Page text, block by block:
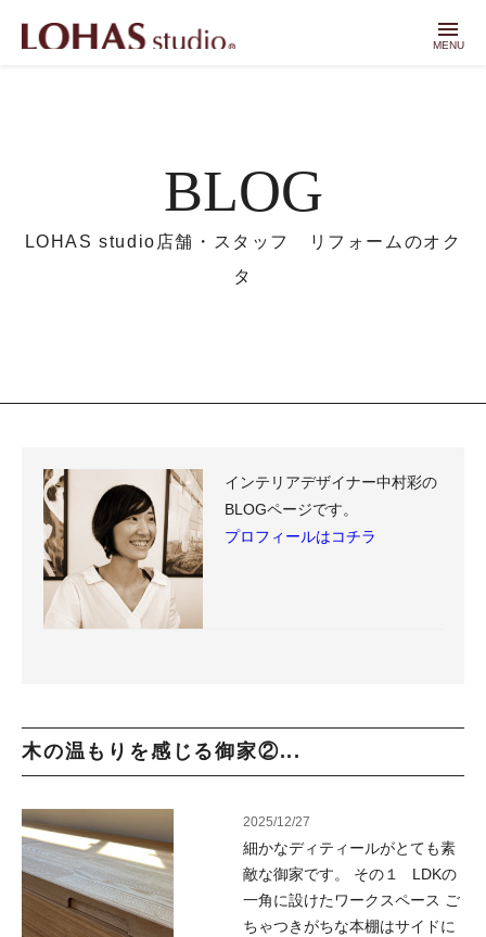
menu
MENU
BLOG
LOHAS studio店舗・スタッフ リフォームのオク
タ
インテリアデザイナー中村彩の
BLOGページです。
プロフィールはコチラ
木の温もりを感じる御家②...
2025/12/27
細かなディティールがとても素
敵な御家です。 その１ LDKの
一角に設けたワークスペース ご
ちゃつきがちな本棚はサイドに